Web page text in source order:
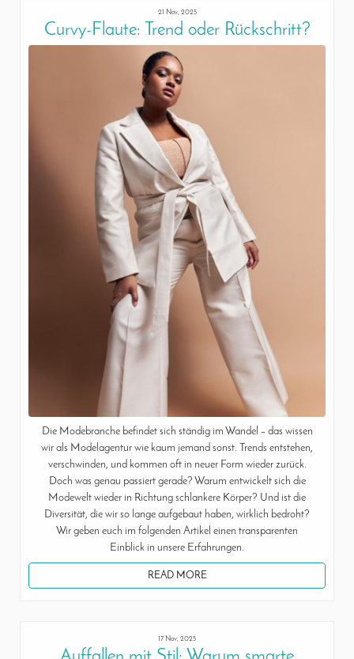
21 Nov, 2025
Curvy-Flaute: Trend oder Rückschritt?
Die Modebranche befindet sich ständig im Wandel – das wissen
wir als Modelagentur wie kaum jemand sonst. Trends entstehen,
verschwinden, und kommen oft in neuer Form wieder zurück.
Doch was genau passiert gerade? Warum entwickelt sich die
Modewelt wieder in Richtung schlankere Körper? Und ist die
Diversität, die wir so lange aufgebaut haben, wirklich bedroht?
Wir geben euch im folgenden Artikel einen transparenten
Einblick in unsere Erfahrungen.
READ MORE
17 Nov, 2025